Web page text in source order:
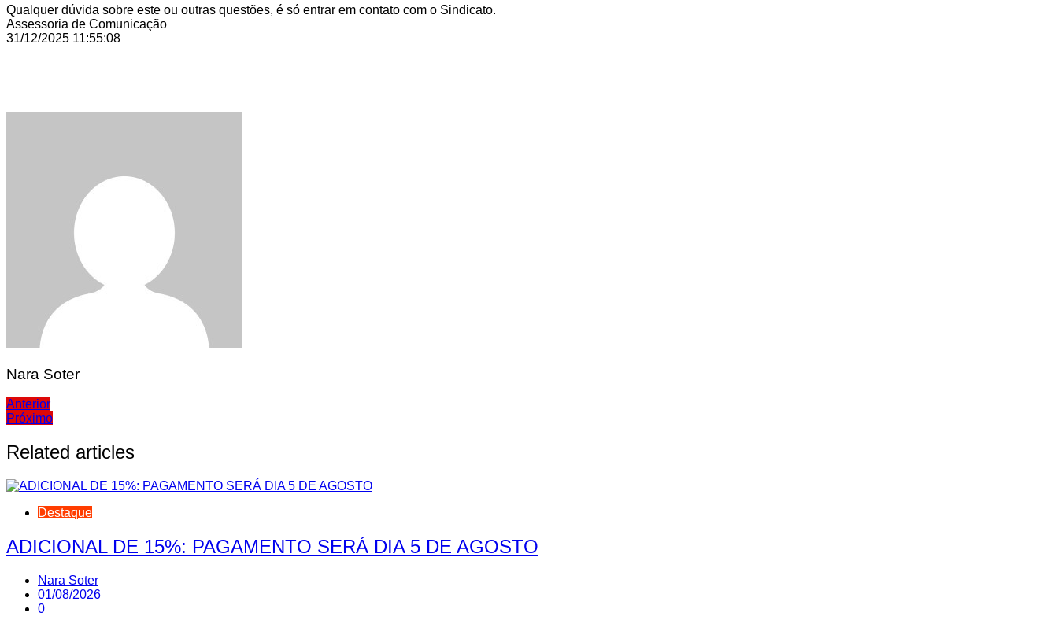
Qualquer dúvida sobre este ou outras questões, é só entrar em contato com o Sindicato.
Assessoria de Comunicação
31/12/2025 11:55:08
Nara Soter
Navegação
de
Post
Anterior
Próximo
Related articles
Destaque
ADICIONAL DE 15%: PAGAMENTO SERÁ DIA 5 DE AGOSTO
Nara Soter
01/08/2026
0